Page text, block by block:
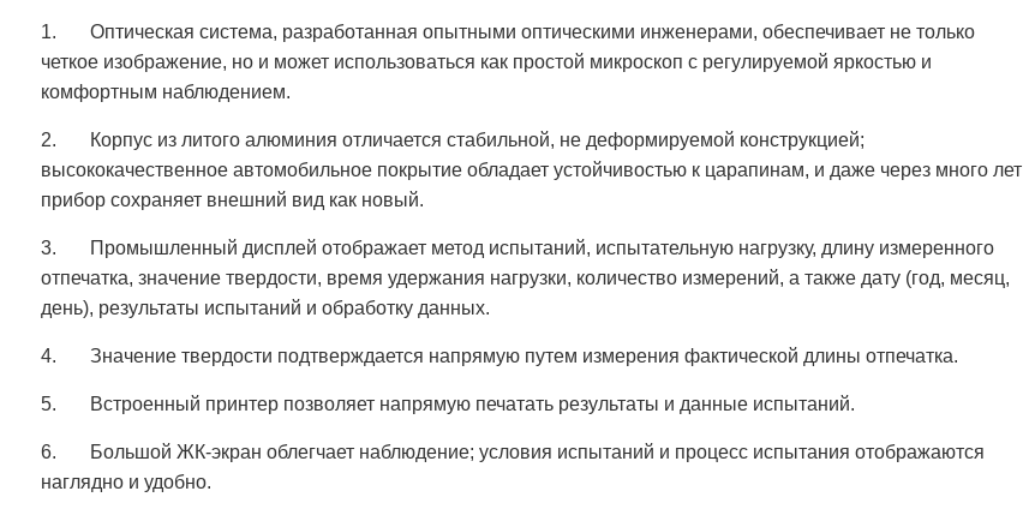
1. Оптическая система, разработанная опытными оптическими инженерами, обеспечивает не только
четкое изображение, но и может использоваться как простой микроскоп с регулируемой яркостью и
комфортным наблюдением.
2. Корпус из литого алюминия отличается стабильной, не деформируемой конструкцией;
высококачественное автомобильное покрытие обладает устойчивостью к царапинам, и даже через много лет
прибор сохраняет внешний вид как новый.
3. Промышленный дисплей отображает метод испытаний, испытательную нагрузку, длину измеренного
отпечатка, значение твердости, время удержания нагрузки, количество измерений, а также дату (год, месяц,
день), результаты испытаний и обработку данных.
4. Значение твердости подтверждается напрямую путем измерения фактической длины отпечатка.
5. Встроенный принтер позволяет напрямую печатать результаты и данные испытаний.
6. Большой ЖК-экран облегчает наблюдение; условия испытаний и процесс испытания отображаются
наглядно и удобно.